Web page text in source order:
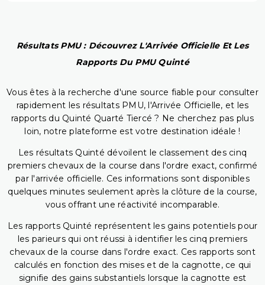
Résultats PMU : Découvrez L'Arrivée Officielle Et Les
Rapports Du PMU Quinté
Vous êtes à la recherche d'une source fiable pour consulter
rapidement les résultats PMU, l'Arrivée Officielle, et les
rapports du Quinté Quarté Tiercé ? Ne cherchez pas plus
loin, notre plateforme est votre destination idéale !
Les résultats Quinté dévoilent le classement des cinq
premiers chevaux de la course dans l'ordre exact, confirmé
par l'arrivée officielle. Ces informations sont disponibles
quelques minutes seulement après la clôture de la course,
vous offrant une réactivité incomparable.
Les rapports Quinté représentent les gains potentiels pour
les parieurs qui ont réussi à identifier les cinq premiers
chevaux de la course dans l'ordre exact. Ces rapports sont
calculés en fonction des mises et de la cagnotte, ce qui
signifie des gains substantiels lorsque la cagnotte est